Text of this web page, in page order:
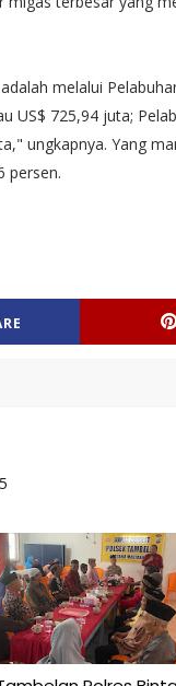
melalui
US$ 725,94 juta;
ungkapnya. Yang
persen.